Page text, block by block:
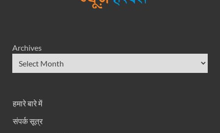
Archives
हमारे बारे में
संपर्क सूत्र